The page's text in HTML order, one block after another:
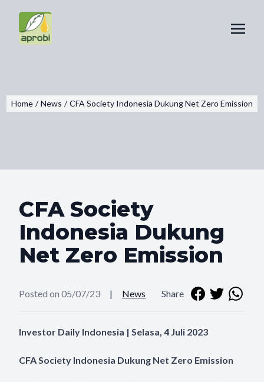
Home / News / CFA Society Indonesia Dukung Net Zero Emission
CFA Society
Indonesia Dukung
Net Zero Emission
Posted on 05/07/23 | News Share
Investor Daily Indonesia | Selasa, 4 Juli 2023
CFA Society Indonesia Dukung Net Zero Emission